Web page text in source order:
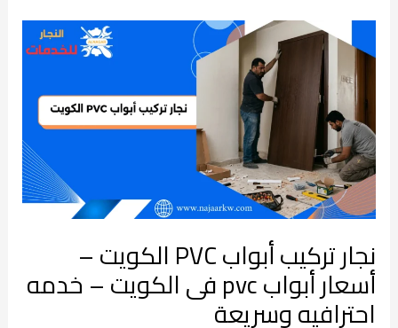
نجار تركيب أبواب PVC الكويت –
أسعار أبواب pvc فى الكويت – خدمه
احترافيه وسريعة
تركيب
أبواب
PVC
الكويت
–
أسعار
أبواب
pvc
فى
الكويت
–
خدمه